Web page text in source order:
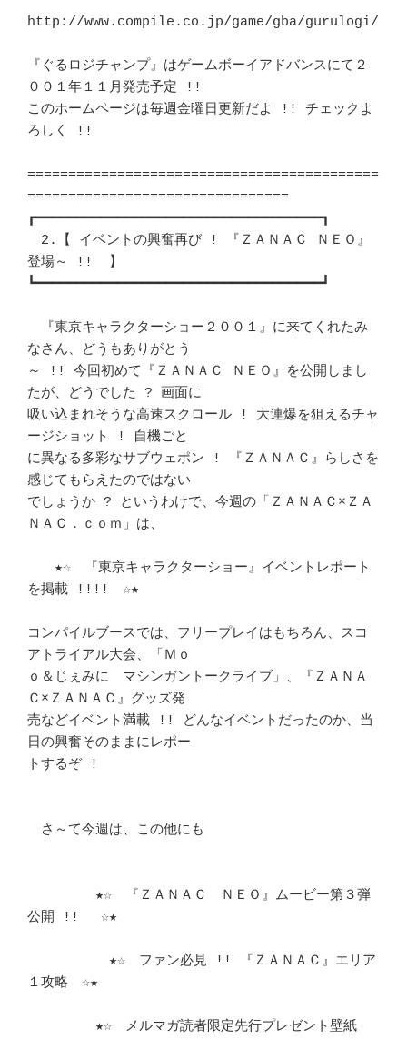
http://www.compile.co.jp/game/gba/gurulogi/
『ぐるロジチャンプ』はゲームボーイアドバンスにて２
００１年１１月発売予定 !!
このホームページは毎週金曜日更新だよ !! チェックよ
ろしく !!
===========================================
================================
┏━━━━━━━━━━━━━━━━━━━━━━━━━━━━━━━━━━━┓
2.【 イベントの興奮再び ! 『ＺＡＮＡＣ ＮＥＯ』
登場～ !!  】
┗━━━━━━━━━━━━━━━━━━━━━━━━━━━━━━━━━━━┛
『東京キャラクターショー２００１』に来てくれたみ
なさん、どうもありがとう
～ !! 今回初めて『ＺＡＮＡＣ ＮＥＯ』を公開しまし
たが、どうでした ? 画面に
吸い込まれそうな高速スクロール ! 大連爆を狙えるチャ
ージショット ! 自機ごと
に異なる多彩なサブウェポン ! 『ＺＡＮＡＣ』らしさを
感じてもらえたのではない
でしょうか ? というわけで、今週の「ＺＡＮＡＣ×ＺＡ
ＮＡＣ．ｃｏｍ」は、
★☆　『東京キャラクターショー』イベントレポート
を掲載 !!!!　☆★
コンパイルブースでは、フリープレイはもちろん、スコ
アトライアル大会、「Ｍｏ
ｏ＆じぇみに　マシンガントークライブ」、『ＺＡＮＡ
Ｃ×ＺＡＮＡＣ』グッズ発
売などイベント満載 !! どんなイベントだったのか、当
日の興奮そのままにレポー
トするぞ !
さ～て今週は、この他にも
★☆　『ＺＡＮＡＣ　ＮＥＯ』ムービー第３弾
公開 !! 　☆★
★☆　ファン必見 !! 『ＺＡＮＡＣ』エリア
１攻略　☆★
★☆　メルマガ読者限定先行プレゼント壁紙